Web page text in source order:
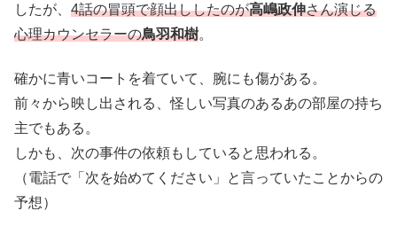
したが、 4話の冒頭で顔出ししたのが高嶋政伸さん演じる
心理カウンセラーの鳥羽和樹。
確かに青いコートを着ていて、腕にも傷がある。
前々から映し出される、怪しい写真のあるあの部屋の持ち
主でもある。
しかも、次の事件の依頼もしていると思われる。
（電話で「次を始めてください」と言っていたことからの
予想）